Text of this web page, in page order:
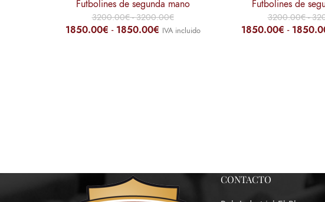
Futbolines de segunda mano
3200.00€-3200.00€
1850.00€ - 1850.00€ IVA incluido
Futbolines de
3200.00€-
1850.00€ -
CONTACTO